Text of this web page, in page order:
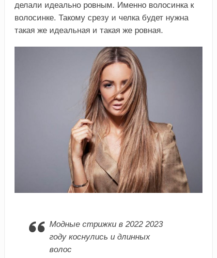
делали идеально ровным. Именно волосинка к
волосинке. Такому срезу и челка будет нужна
такая же идеальная и такая же ровная.
Модные стрижки в 2022 2023
году коснулись и длинных
волос